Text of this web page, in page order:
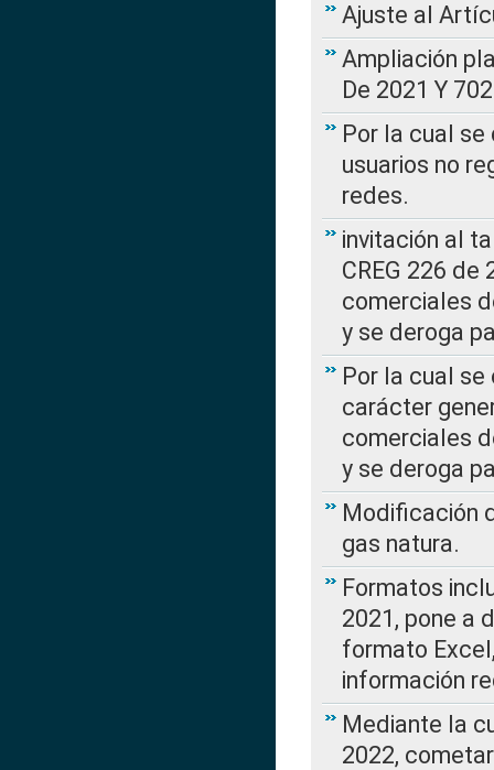
Ajuste al
Ampliación
De 2021 Y
Por la cual
usuarios no
redes.
invitación al
CREG 226
comerciales
y se deroga
Por la cual
carácter
comerciales
y se deroga
Modificación
gas natura.
Formatos
2021, pone a
formato
información
Mediante la
2022,